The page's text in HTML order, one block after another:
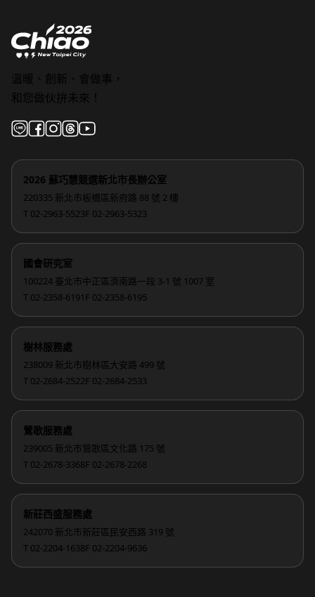
溫暖、創新、會做事，
和您做伙拚未來！
2026 蘇巧慧競選新北市長辦公室
220335 新北市板橋區新府路 88 號 2 樓
T 02-2963-5523F 02-2963-5323
國會研究室
100224 臺北市中正區濟南路一段 3-1 號 1007 室
T 02-2358-6191 F 02-2358-6195
樹林服務處
238009 新北市樹林區大安路 499 號
T 02-2684-2522F 02-2684-2533
鶯歌服務處
239005 新北市鶯歌區文化路 175 號
T 02-2678-3368F 02-2678-2268
新莊西盛服務處
242070 新北市新莊區民安西路 319 號
T 02-2204-1638F 02-2204-9636